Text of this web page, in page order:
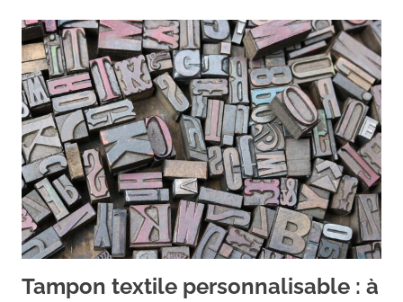
Tampon textile personnalisable : à